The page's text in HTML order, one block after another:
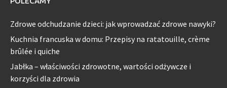
Zdrowe odchudzanie dzieci: jak wprowadzać zdrowe nawyki?
Kuchnia francuska w domu: Przepisy na ratatouille, crème
brûlée i quiche
Jabłka – właściwości zdrowotne, wartości odżywcze i
korzyści dla zdrowia